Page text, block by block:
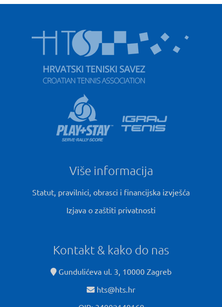
Više informacija
Statut, pravilnici, obrasci i financijska izvješća
Izjava o zaštiti privatnosti
Kontakt & kako do nas
Gundulićeva ul. 3, 10000 Zagreb
hts@hts.hr